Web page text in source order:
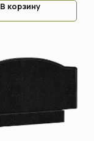
В корзину